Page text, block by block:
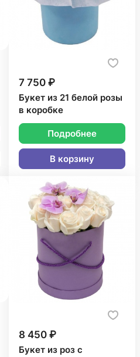
7 750 ₽
Букет из 21 белой розы
в коробке
Подробнее
В корзину
8 450 ₽
Букет из роз с